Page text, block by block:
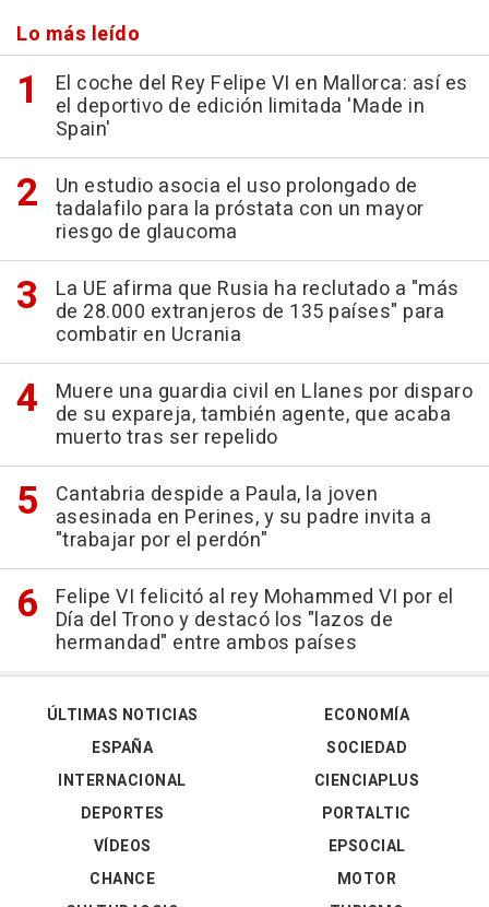
Lo más leído
El coche del Rey Felipe VI en Mallorca: así es
el deportivo de edición limitada 'Made in
Spain'
Un estudio asocia el uso prolongado de
tadalafilo para la próstata con un mayor
riesgo de glaucoma
La UE afirma que Rusia ha reclutado a "más
de 28.000 extranjeros de 135 países" para
combatir en Ucrania
Muere una guardia civil en Llanes por disparo
de su expareja, también agente, que acaba
muerto tras ser repelido
Cantabria despide a Paula, la joven
asesinada en Perines, y su padre invita a
"trabajar por el perdón"
Felipe VI felicitó al rey Mohammed VI por el
Día del Trono y destacó los "lazos de
hermandad" entre ambos países
ÚLTIMAS NOTICIAS
ESPAÑA
INTERNACIONAL
DEPORTES
VÍDEOS
ECONOMÍA
SOCIEDAD
CIENCIAPLUS
PORTALTIC
EPSOCIAL
CHANCE
MOTOR